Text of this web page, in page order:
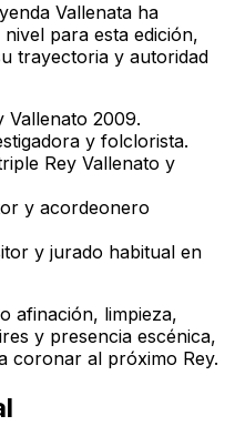
Vallenata ha
para esta edición,
trayectoria y autoridad
Vallenato 2009.
y folclorista.
Rey Vallenato y
y acordeonero
y jurado habitual en
afinación, limpieza,
y presencia escénica,
coronar al próximo Rey.